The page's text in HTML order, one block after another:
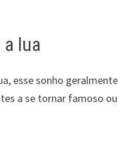
a lua
esse sonho geralmente
a se tornar famoso ou